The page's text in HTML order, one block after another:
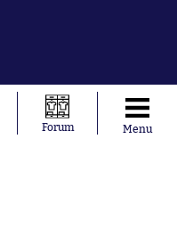
Forum Menu